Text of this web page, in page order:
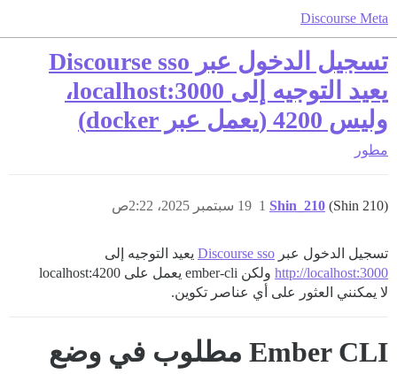
Discourse Meta
تسجيل الدخول عبر Discourse sso
يعيد التوجيه إلى localhost:3000،
وليس 4200 (يعمل عبر docker)
مطور
Shin_210 (Shin 210) 19 سبتمبر 2025، 2:22ص 1
تسجيل الدخول عبر Discourse sso يعيد التوجيه إلى
http://localhost:3000 ولكن ember-cli يعمل على localhost:4200
لا يمكنني العثور على أي عناصر تكوين.
Ember CLI مطلوب في وضع